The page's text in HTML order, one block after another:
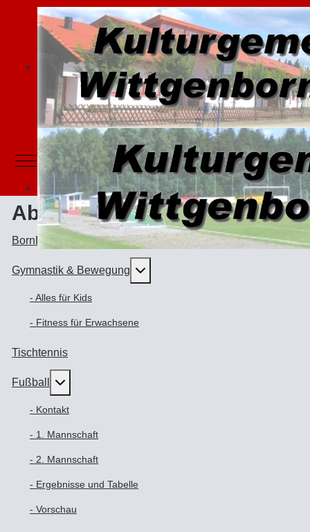
Mobile Menu Toggle
Abteilungen
BornBörner - Karnevalsabteilung
Gymnastik & Bewegung Weitere Informationen:
- Alles für Kids
- Fitness für Erwachsene
Tischtennis
Fußball Weitere Informationen: Fußball
- Kontakt
- 1. Mannschaft
- 2. Mannschaft
- Ergebnisse und Tabelle
- Vorschau